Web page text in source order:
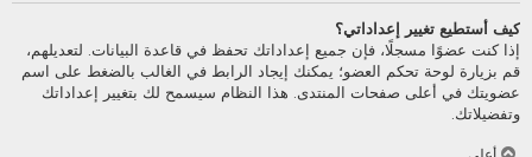
كيف أستطيع تغيير إعداداتي؟
إذا كنت عضوًا مسجلًا، فإن جميع إعداداتك تحفظ في قاعدة البيانات. لتعديلهم،
قم بزيارة لوحة تحكم العضو؛ يمكنك إيجاد الرابط في الغالب بالضغط على اسم
عضويتك في أعلى صفحات المنتدى. هذا النظام سيسمح لك بتغيير إعداداتك
وتفضيلاتك.